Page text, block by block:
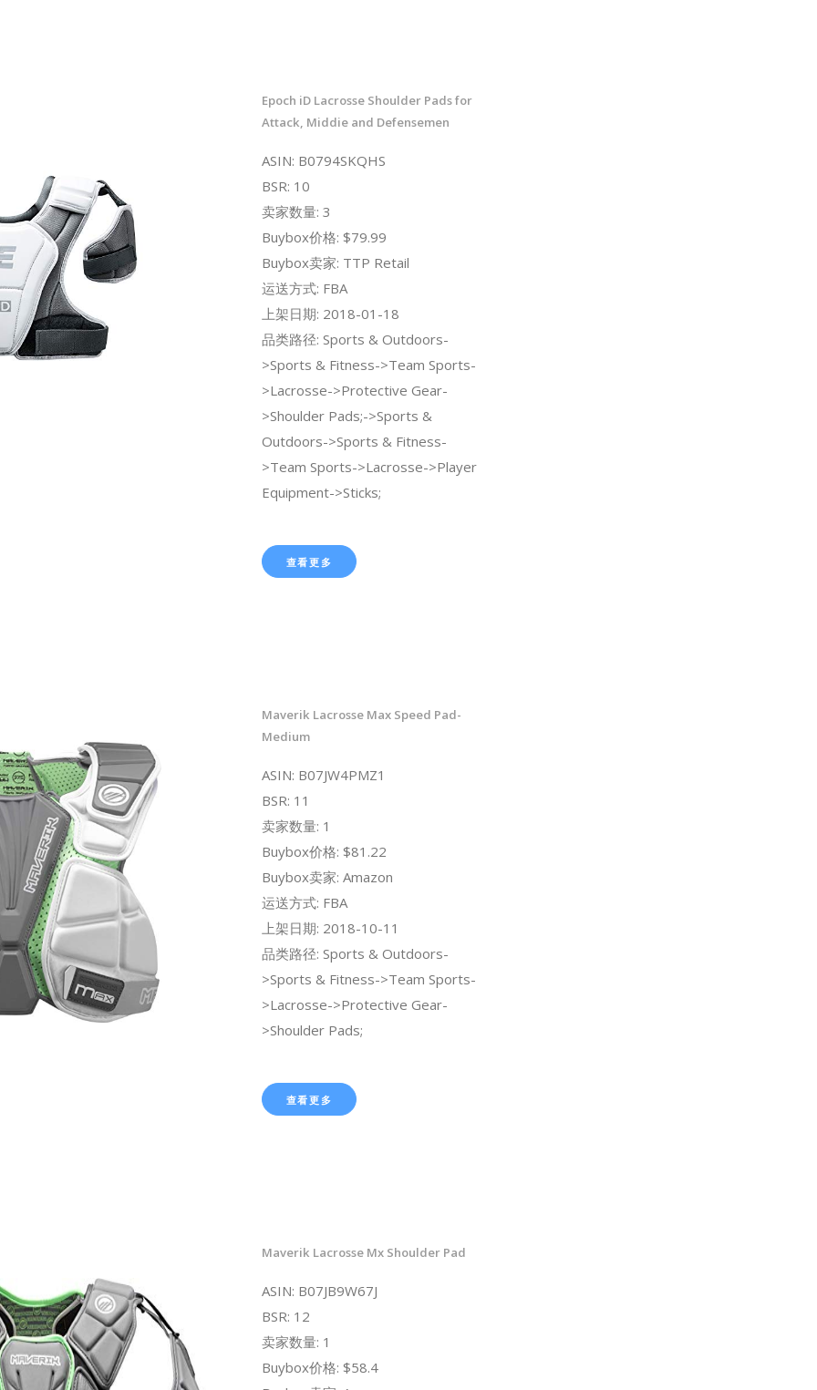
Epoch iD Lacrosse Shoulder Pads for
Attack, Middie and Defensemen
ASIN: B0794SKQHS
BSR: 10
卖家数量: 3
Buybox价格: $79.99
Buybox卖家: TTP Retail
运送方式: FBA
上架日期: 2018-01-18
品类路径: Sports & Outdoors-
>Sports & Fitness->Team Sports-
>Lacrosse->Protective Gear-
>Shoulder Pads;->Sports &
Outdoors->Sports & Fitness-
>Team Sports->Lacrosse->Player
Equipment->Sticks;
查看更多
Maverik Lacrosse Max Speed Pad-
Medium
ASIN: B07JW4PMZ1
BSR: 11
卖家数量: 1
Buybox价格: $81.22
Buybox卖家: Amazon
运送方式: FBA
上架日期: 2018-10-11
品类路径: Sports & Outdoors-
>Sports & Fitness->Team Sports-
>Lacrosse->Protective Gear-
>Shoulder Pads;
查看更多
Maverik Lacrosse Mx Shoulder Pad
ASIN: B07JB9W67J
BSR: 12
卖家数量: 1
Buybox价格: $58.4